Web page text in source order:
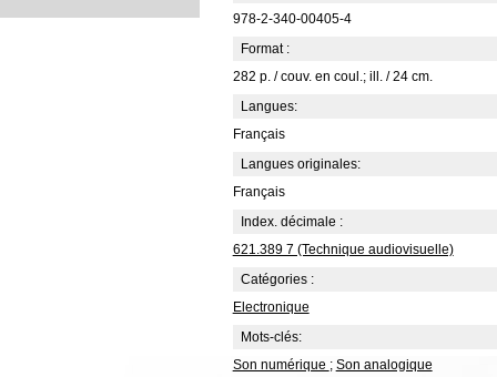
978-2-340-00405-4
Format :
282 p. / couv. en coul.; ill. / 24 cm.
Langues:
Français
Langues originales:
Français
Index. décimale :
621.389 7 (Technique audiovisuelle)
Catégories :
Electronique
Mots-clés:
Son numérique ; Son analogique